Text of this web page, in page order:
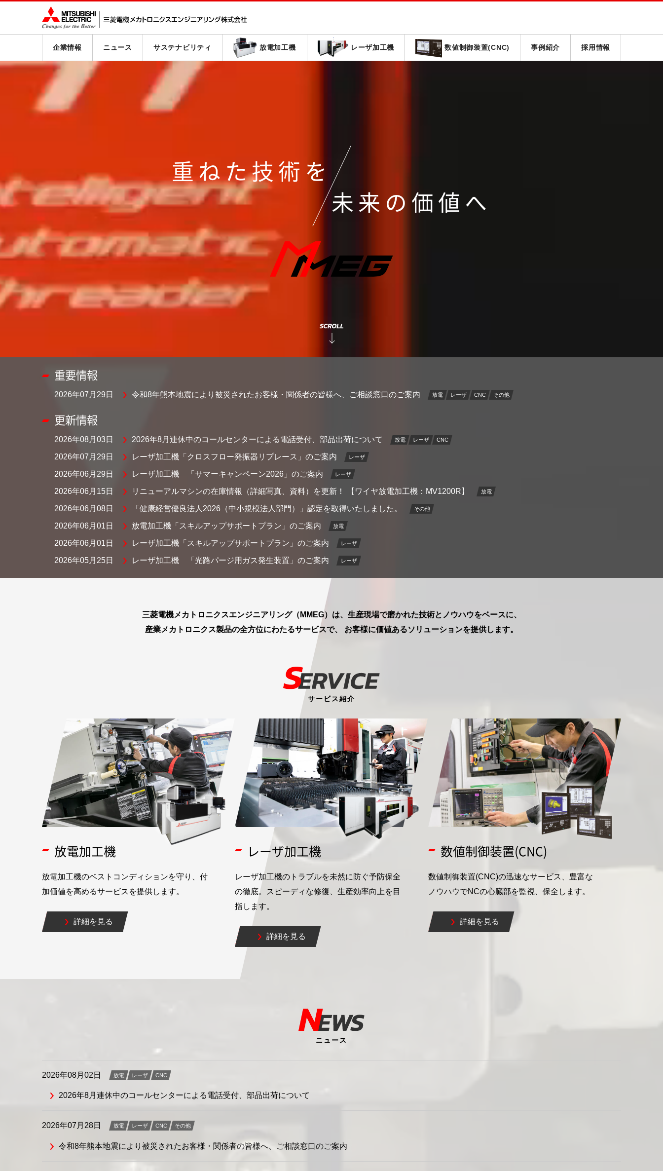
企業情報 ニュース サステナビリティ 放電加工機 レーザ加工機 数値制御装置(CNC) 事例紹介 採用情報
重ねた技術を
未来の価値へ
重要情報
2026年07月29日 令和8年熊本地震により被災されたお客様・関係者の皆様へ、ご相談窓口のご案内 放電 レーザ CNC その他
更新情報
2026年08月03日 2026年8月連休中のコールセンターによる電話受付、部品出荷について 放電 レーザ CNC
2026年07月29日 レーザ加工機「クロスフロー発振器リプレース」のご案内 レーザ
2026年06月29日 レーザ加工機 「サマーキャンペーン2026」のご案内 レーザ
2026年06月15日 リニューアルマシンの在庫情報（詳細写真、資料）を更新！ 【ワイヤ放電加工機：MV1200R】 放電
2026年06月08日 「健康経営優良法人2026（中小規模法人部門）」認定を取得いたしました。 その他
2026年06月01日 放電加工機「スキルアップサポートプラン」のご案内 放電
2026年06月01日 レーザ加工機「スキルアップサポートプラン」のご案内 レーザ
2026年05月25日 レーザ加工機 「光路パージ用ガス発生装置」のご案内 レーザ
三菱電機メカトロニクスエンジニアリング（MMEG）は、生産現場で磨かれた技術とノウハウをベースに、
産業メカトロニクス製品の全方位にわたるサービスで、 お客様に価値あるソリューションを提供します。
サービス紹介
放電加工機
放電加工機のベストコンディションを守り、付
加価値を高めるサービスを提供します。
詳細を見る
レーザ加工機
レーザ加工機のトラブルを未然に防ぐ予防保全
の徹底。スピーディな修復、生産効率向上を目
指します。
詳細を見る
数値制御装置(CNC)
数値制御装置(CNC)の迅速なサービス、豊富な
ノウハウでNCの心臓部を監視、保全します。
詳細を見る
ニュース
2026年08月02日 放電 レーザ CNC
2026年8月連休中のコールセンターによる電話受付、部品出荷について
2026年07月28日 放電 レーザ CNC その他
令和8年熊本地震により被災されたお客様・関係者の皆様へ、ご相談窓口のご案内